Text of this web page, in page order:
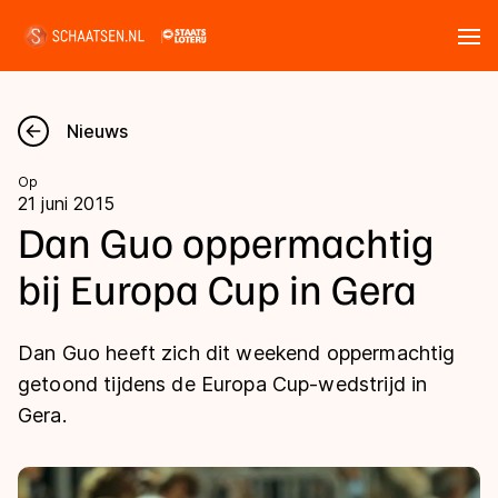
Nieuws
Kalender
Disciplines
Langebaan
Shorttrack
Uitslagen
Langebaan
Marathon
Tijden & historie
Ranglijsten Langebaan
Nieuws
Op
21 juni 2015
Dan Guo oppermachtig
bij Europa Cup in Gera
Dan Guo heeft zich dit weekend oppermachtig
getoond tijdens de Europa Cup-wedstrijd in
Gera.